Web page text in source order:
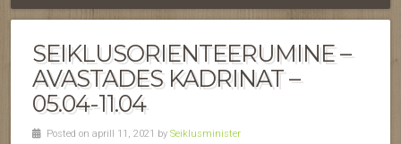
SEIKLUSORIENTEERUMINE –
AVASTADES KADRINAT –
05.04-11.04
Posted on aprill 11, 2021 by Seiklusminister